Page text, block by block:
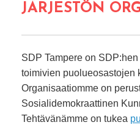
JÄRJESTÖN
SDP Tampere on
toimivien puolueosastojen
Organisaatiomme on
Sosialidemokraattinen
Tehtävänämme on tukea